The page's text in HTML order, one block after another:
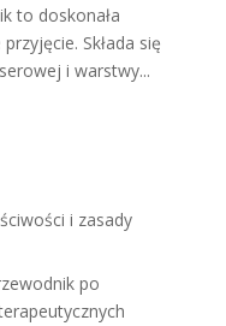
to doskonała
Składa się
i warstwy...
i zasady
po